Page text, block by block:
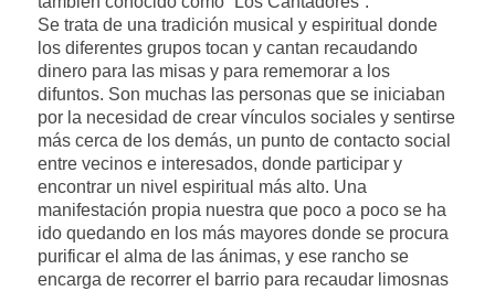
Se trata de una tradición musical y espiritual donde
los diferentes grupos tocan y cantan recaudando
dinero para las misas y para rememorar a los
difuntos. Son muchas las personas que se iniciaban
por la necesidad de crear vínculos sociales y sentirse
más cerca de los demás, un punto de contacto social
entre vecinos e interesados, donde participar y
encontrar un nivel espiritual más alto. Una
manifestación propia nuestra que poco a poco se ha
ido quedando en los más mayores donde se procura
purificar el alma de las ánimas, y ese rancho se
encarga de recorrer el barrio para recaudar limosnas